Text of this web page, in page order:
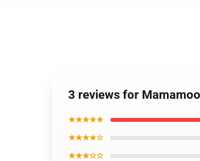
3 reviews for
★★★★★
★★★★☆
★★★☆☆